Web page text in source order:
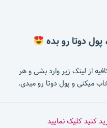
دوتا رو بده
از لینک زیر وارد بشی و هر
میکنی و پول دوتا رو میدی.
کنید کلیک نمایید